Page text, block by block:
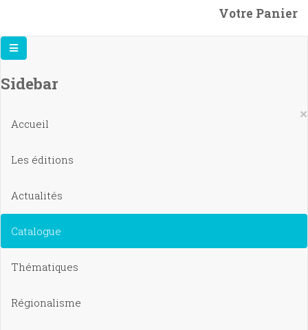
Votre Panier
Sidebar
×
Accueil
Les éditions
Actualités
Catalogue
Thématiques
Régionalisme